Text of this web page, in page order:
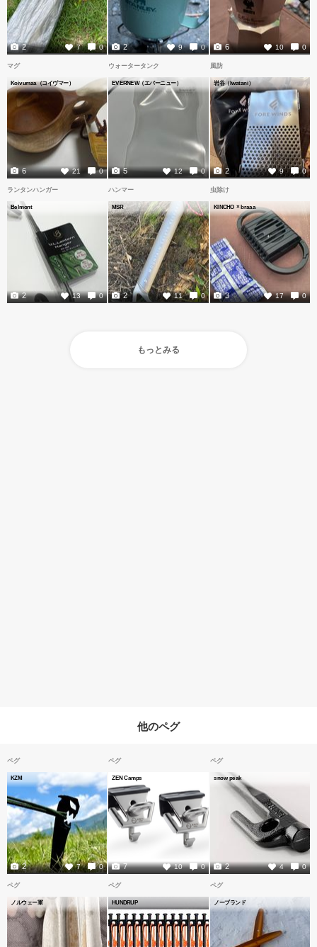
7 0
2 9 0
2 10 0
6
マグ
Koivumaa（コイヴマー）
21 0
6
ウォータータンク
EVERNEW（エバーニュー）
12 0
5
風防
岩谷（Iwatani）
9 0
2
ランタンハンガー
Belmont
13 0
2
ハンマー
MSR
11 0
2
虫除け
KINCHO × braaa
17 0
3
もっとみる
他のペグ
ペグ
KZM
7 0
2
ペグ
ZEN Camps
10 0
7
ペグ
snow peak
4 0
2
ペグ
ノルウェー軍
ペグ
HUNDRUP
ペグ
ノーブランド